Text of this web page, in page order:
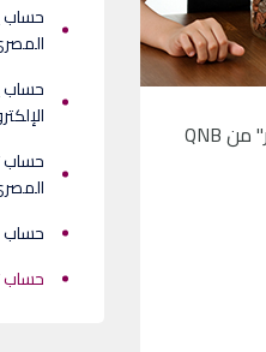
QNB سيدعمك في ما تتخذه اليوم من قرارات ماليه هامة من أجل غد أكثر استقرا لأولادك "حساب توفير القصر" من QNB
حساب
حساب
حساب
حساب
حساب